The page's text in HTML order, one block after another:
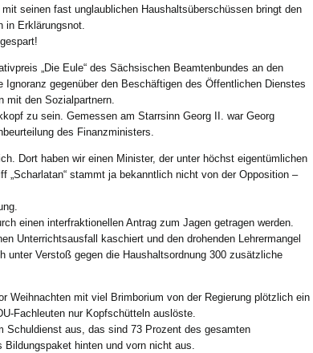
seinen fast unglaublichen Haushaltsüberschüssen bringt den
in Erklärungsnot.
„Die Eule“ des Sächsischen Beamtenbundes an den
gegenüber den Beschäftigen des Öffentlichen Dienstes
mit den Sozialpartnern.
zu sein. Gemessen am Starrsinn Georg II. war Georg
des Finanzministers.
Dort haben wir einen Minister, der unter höchst eigentümlichen
„Scharlatan“ stammt ja bekanntlich nicht von der Opposition –
einen interfraktionellen Antrag zum Jagen getragen werden.
Unterrichtsausfall kaschiert und den drohenden Lehrermangel
unter Verstoß gegen die Haushaltsordnung 300 zusätzliche
Weihnachten mit viel Brimborium von der Regierung plötzlich ein
Fachleuten nur Kopfschütteln auslöste.
Schuldienst aus, das sind 73 Prozent des gesamten
hinten und vorn nicht aus.